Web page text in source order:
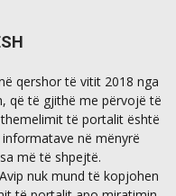
qershor të vitit 2018 nga
që të gjithë me përvojë të
të portalit është
në mënyrë
më të shpejtë.
nuk mund të kopjohen